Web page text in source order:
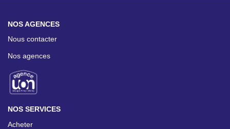
NOS AGENCES
Nous contacter
Nos agences
NOS SERVICES
Acheter